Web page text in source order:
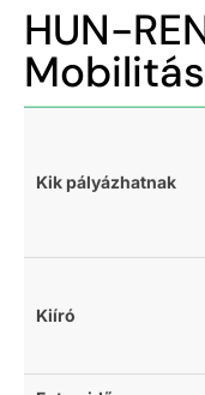
HUN-
Kik pályázhatnak
Kiíró